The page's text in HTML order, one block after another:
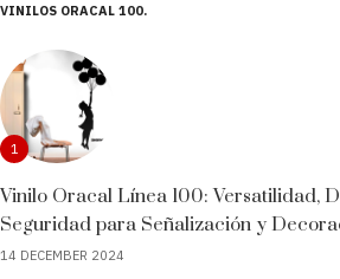
VINILOS ORACAL 100
1
Vinilo Oracal Línea 100: Versatilidad,
Seguridad para Señalización y
14 DECEMBER 2024